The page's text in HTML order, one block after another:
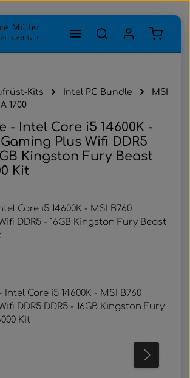
springen
Kits Intel PC Bundle
MSI
1700
- Intel Core i5 14600K -
Plus Wifi DDR5
Kingston Fury Beast
Kit
Core i5 14600K - MSI B760
DDR5 - 16GB Kingston Fury Beast